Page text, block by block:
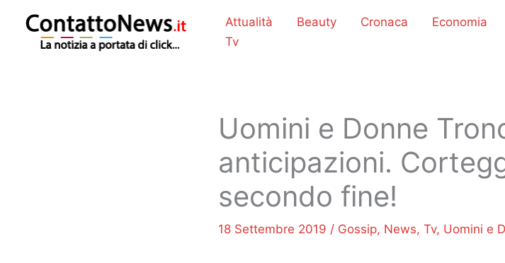
contenuto
Attualità Beauty Cronaca Economia
Tv
Uomini e Donne
anticipazioni.
secondo fine!
18 Settembre 2019 / Gossip, News, Tv, Uomini e